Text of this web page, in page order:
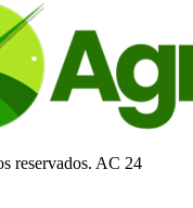
reservados. AC 24